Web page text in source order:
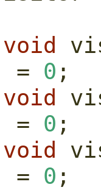
void
= 0 ;
void
= 0 ;
void
= 0 ;